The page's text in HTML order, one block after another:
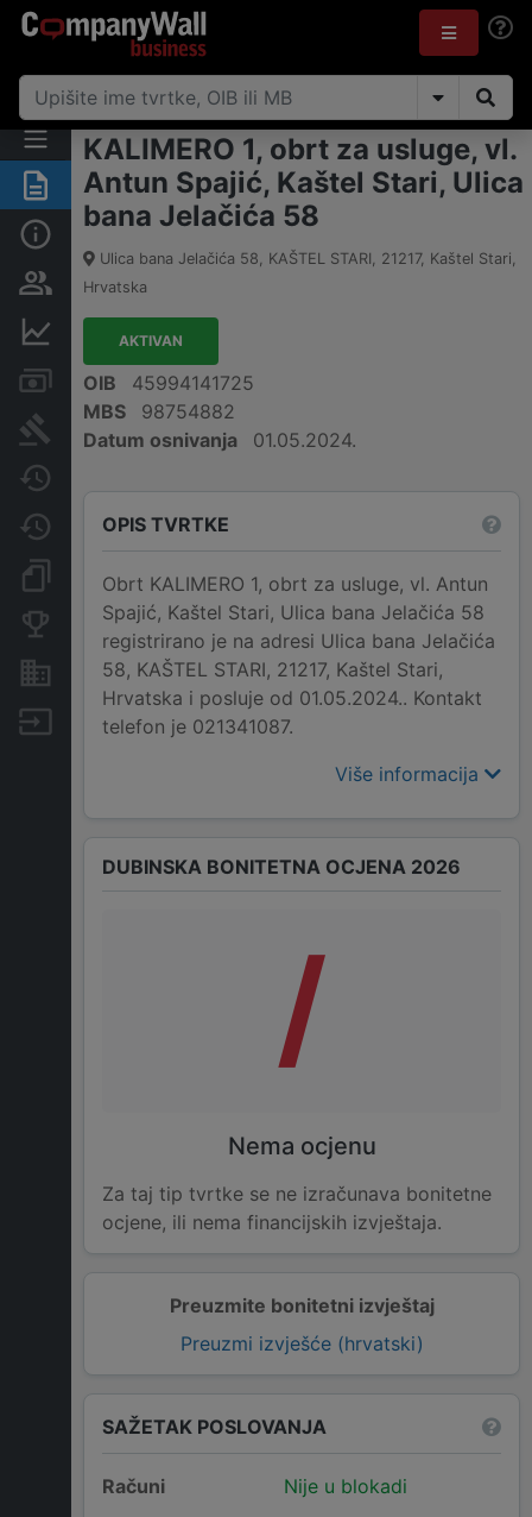
Sažetak
Osobe i vlasništvo
Financijski podaci
Računi i blokade
Sudske objave
Promjene
Dokumenti i objave
Konkurentske tvrtke
Nekretnine i imovina
Izvoz
KALIMERO 1, obrt za usluge, vl.
Antun Spajić, Kaštel Stari, Ulica
bana Jelačića 58
Ulica bana Jelačića 58, KAŠTEL STARI, 21217, Kaštel Stari,
Hrvatska
AKTIVAN
OIB
45994141725
MBS
98754882
Datum osnivanja
01.05.2024.
OPIS TVRTKE
Obrt KALIMERO 1, obrt za usluge, vl. Antun
Spajić, Kaštel Stari, Ulica bana Jelačića 58
registrirano je na adresi Ulica bana Jelačića
58, KAŠTEL STARI, 21217, Kaštel Stari,
Hrvatska i posluje od 01.05.2024.. Kontakt
telefon je 021341087.
Više informacija
Preuzmite bonitetni izvještaj
Preuzmi izvješće (hrvatski)
DUBINSKA BONITETNA OCJENA 2026
/
Nema ocjenu
Za taj tip tvrtke se ne izračunava bonitetne
ocjene, ili nema financijskih izvještaja.
SAŽETAK POSLOVANJA
Računi
Nije u blokadi